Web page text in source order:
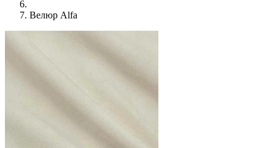
Велюр Alfa